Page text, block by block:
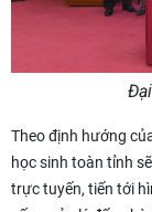
Theo định hướng
học sinh toàn tỉnh
trực tuyến, tiến tới